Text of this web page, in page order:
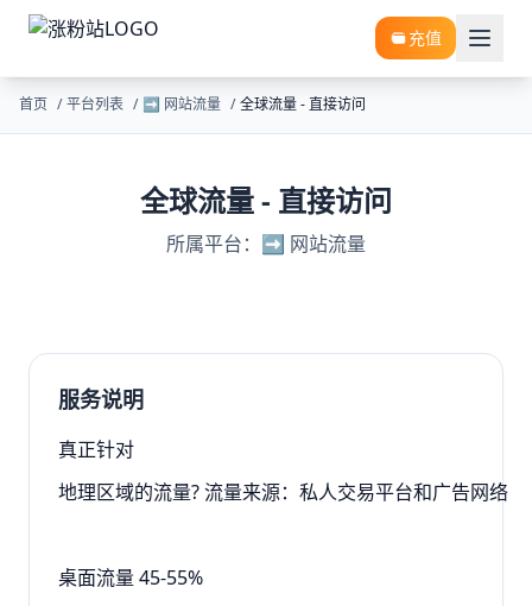
充值
首页 / 平台列表 / ➡️ 网站流量 / 全球流量 - 直接访问
全球流量 - 直接访问
所属平台：➡️ 网站流量
服务说明
真正针对
地理区域的流量? 流量来源：私人交易平台和广告网络
桌面流量 45-55%